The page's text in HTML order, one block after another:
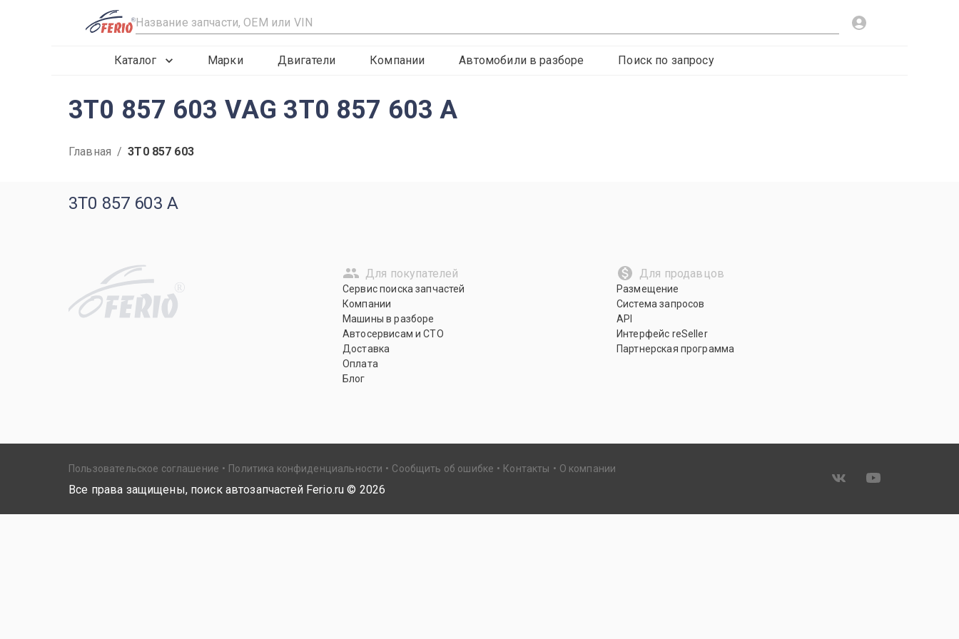
R
Каталог Марки Двигатели Компании Автомобили в разборе Поиск по запросу
3T0 857 603 VAG 3T0 857 603 A
Главная / 3T0 857 603
3T0 857 603 A
R
Для покупателей
Сервис поиска запчастей
Компании
Машины в разборе
Автосервисам и СТО
Доставка
Оплата
Блог
Для продавцов
Размещение
Система запросов
API
Интерфейс reSeller
Партнерская программа
Пользовательское соглашение Политика конфиденциальности Сообщить об ошибке Контакты О компании
Все права защищены, поиск автозапчастей Ferio.ru © 2026